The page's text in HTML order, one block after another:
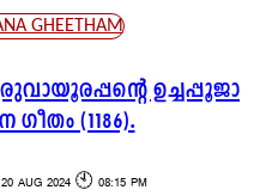
GHEETHAM
ഉച്ചപ്പൂജാ
(1186).
20 AUG 2024 🕙 08:15 PM